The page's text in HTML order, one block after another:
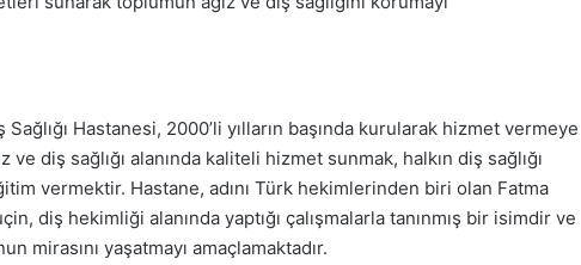
Hastanesi, 2000’li yılların başında kurularak hizmet vermeye
ve diş sağlığı alanında kaliteli hizmet sunmak, halkın diş sağlığı
vermektir. Hastane, adını Türk hekimlerinden biri olan Fatma
diş hekimliği alanında yaptığı çalışmalarla tanınmış bir isimdir ve
mirasını yaşatmayı amaçlamaktadır.